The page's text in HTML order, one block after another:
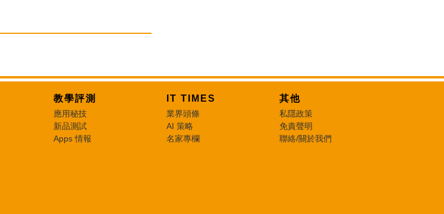
教學評測
應用秘技
新品測試
Apps 情報
IT TIMES
業界頭條
AI 策略
名家專欄
其他
私隱政策
免責聲明
聯絡/關於我們